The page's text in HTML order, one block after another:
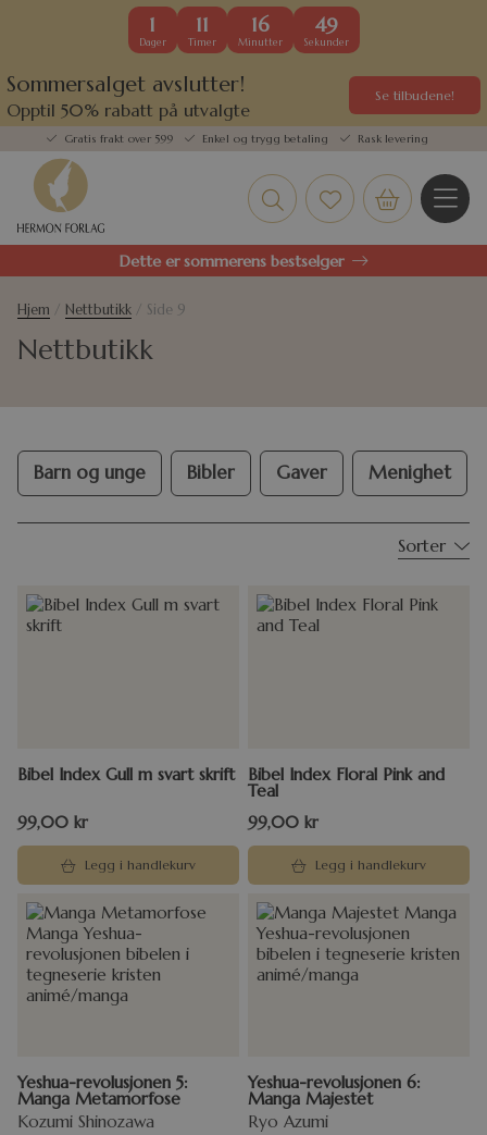
1
Dager
11
Timer
16
Minutter
48
Sekunder
Sommersalget avslutter!
Opptil 50% rabatt på utvalgte
kundefavoritter
Se tilbudene!
Gratis frakt over 599 Enkel og trygg betaling Rask levering
Dette er sommerens bestselger
Hjem / Nettbutikk / Side 9
Nettbutikk
Barn og unge Bibler Gaver Menighet
Sorter
Bibel Index Gull m svart skrift
99,00 kr
Legg i handlekurv
Bibel Index Floral Pink and
Teal
99,00 kr
Legg i handlekurv
Yeshua-revolusjonen 5:
Manga Metamorfose
Kozumi Shinozawa
Yeshua-revolusjonen 6:
Manga Majestet
Ryo Azumi